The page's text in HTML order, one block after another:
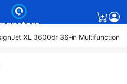
Giỏ
XL 3600dr 36-in Multifunction